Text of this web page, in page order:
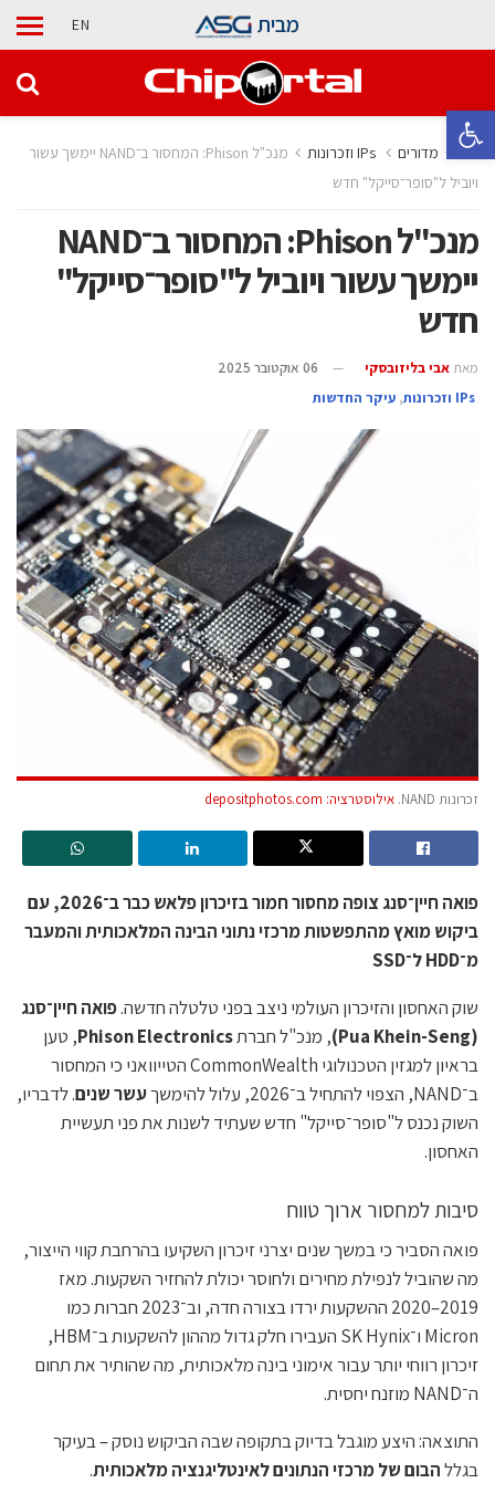
פתח סרגל נגישות
מבית EN
בית מדורים
מנכ"ל Phison: המחסור ב־NAND יימשך עשור
ויוביל ל"סופר־סייקל" חדש
מנכ"ל Phison: המחסור ב־NAND
יימשך עשור ויוביל ל"סופר־סייקל"
חדש
מאת אבי בליזובסקי
06 אוקטובר 2025
, עיקר החדשות
זכרונות NAND. אילוסטרציה: depositphotos.com
פואה חיין־סנג צופה מחסור חמור בזיכרון פלאש כבר ב־2026, עם
ביקוש מואץ מהתפשטות מרכזי נתוני הבינה המלאכותית והמעבר
מ־HDD ל־SSD
שוק האחסון והזיכרון העולמי ניצב בפני טלטלה חדשה.פואה חיין־סנג
(Pua Khein-Seng)
, מנכ"ל חברתPhison Electronics, טען
בראיון למגזין הטכנולוגי CommonWealth הטייוואני כי המחסור
ב־NAND, הצפוי להתחיל ב־2026, עלול להימשך
עשר שנים. לדבריו,
השוק נכנס ל"סופר־סייקל" חדש שעתיד לשנות את פני תעשיית
האחסון.
סיבות למחסור ארוך טווח
פואה הסביר כי במשך שנים יצרני זיכרון השקיעו בהרחבת קווי הייצור,
מה שהוביל לנפילת מחירים ולחוסר יכולת להחזיר השקעות. מאז
2019–2020 ההשקעות ירדו בצורה חדה, וב־2023 חברות כמו
Micron ו־SK Hynix העבירו חלק גדול מההון להשקעות ב־HBM,
זיכרון רווחי יותר עבור אימוני בינה מלאכותית, מה שהותיר את תחום
ה־NAND מוזנח יחסית.
התוצאה: היצע מוגבל בדיוק בתקופה שבה הביקוש נוסק – בעיקר
בגללהבום של מרכזי הנתונים לאינטליגנציה מלאכותית.